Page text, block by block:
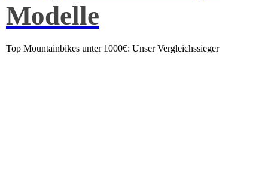
Modelle
Top Mountainbikes unter 1000€: Unser Vergleichssieger